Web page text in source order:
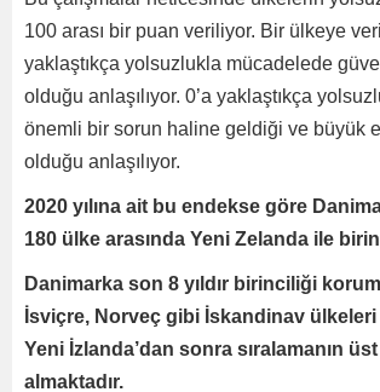
100 arası bir puan veriliyor. Bir ülkeye
yaklaştıkça yolsuzlukla mücadelede
olduğu anlaşılıyor. 0’a yaklaştıkça
önemli bir sorun haline geldiği ve büyük
olduğu anlaşılıyor.
2020 yılına ait bu endekse göre
180 ülke arasında Yeni Zelanda ile
Danimarka son 8 yıldır birinciliği
İsviçre, Norveç gibi İskandinav
Yeni İzlanda’dan sonra sıralamanın
almaktadır.